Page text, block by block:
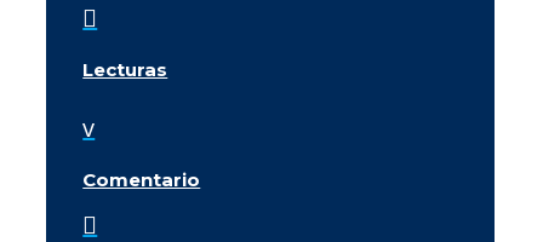

Lecturas
v
Comentario
